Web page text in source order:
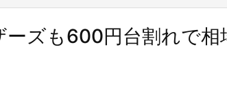
ーズも600円台割れで相